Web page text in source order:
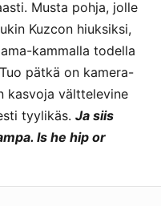
Musta pohja, jolle
Kuzcon hiuksiksi,
kammalla todella
pätkä on kamera-
kasvoja välttelevine
tyylikäs. Ja siis
Is he hip or